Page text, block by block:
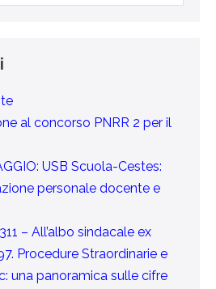
al concorso PNRR 2 per il
USB Scuola-Cestes:
personale docente e
– All’albo sindacale ex
Procedure Straordinarie e
una panoramica sulle cifre